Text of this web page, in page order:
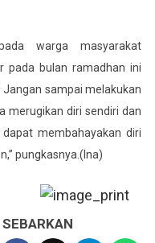
warga masyarakat
pada bulan ramadhan ini
sampai melakukan
merugikan diri sendiri dan
membahayakan diri
pungkasnya.(lna)
SEBARKAN